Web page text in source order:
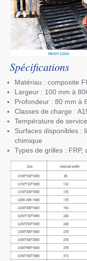
Spécifications
Matériau : composite
Largeur : 100 mm à
Profondeur : 80 mm à
Classes de charge :
Température de
Surfaces disponibles :
chimique
Types de grilles : FRP,